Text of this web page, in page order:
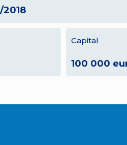
2018
Capital
100 000